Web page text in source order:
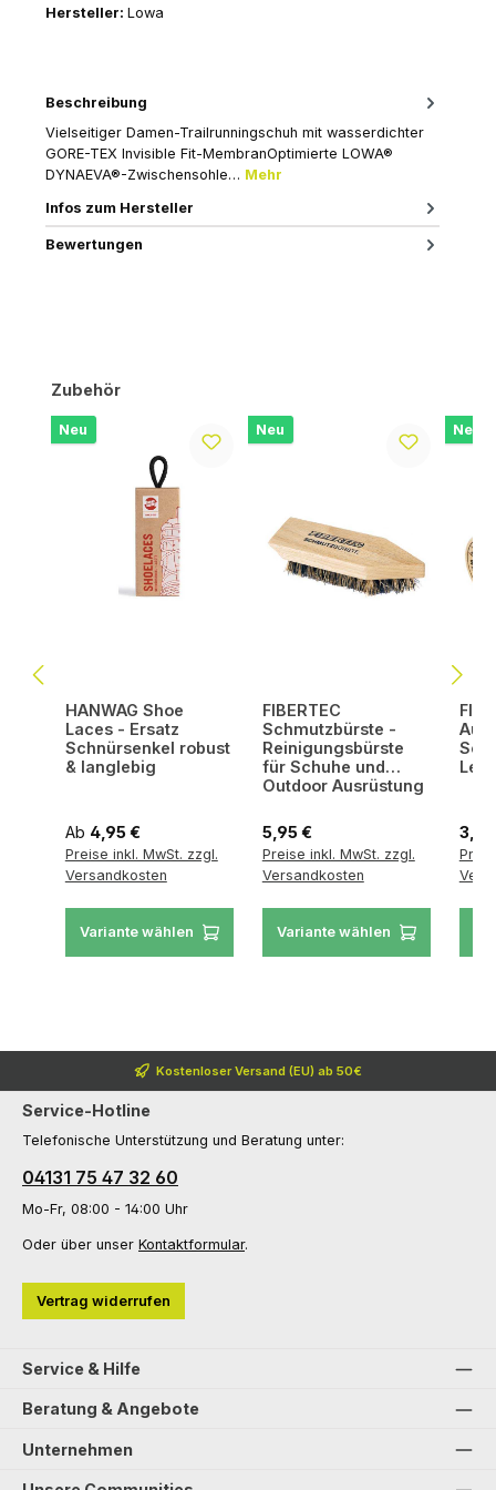
Hersteller: Lowa
Beschreibung
Vielseitiger Damen-Trailrunningschuh mit wasserdichter
GORE-TEX Invisible Fit-MembranOptimierte LOWA®
DYNAEVA®-Zwischensohle… Mehr
Infos zum Hersteller
Bewertungen
Produktgalerie überspringen
Zubehör
Neu
HANWAG Shoe
Laces - Ersatz
Schnürsenkel robust
& langlebig
Regulärer Preis:
Ab 4,95 €
Preise inkl. MwSt. zzgl.
Versandkosten
Variante wählen
Neu
FIBERTEC
Schmutzbürste -
Reinigungsbürste
für Schuhe und
Outdoor Ausrüstung
Regulärer Preis:
5,95 €
Preise inkl. MwSt. zzgl.
Versandkosten
Variante wählen
Neu
Kostenloser Versand (EU) ab 50€
Service-Hotline
Telefonische Unterstützung und Beratung unter:
04131 75 47 32 60
Mo-Fr, 08:00 - 14:00 Uhr
Oder über unser Kontaktformular.
Vertrag widerrufen
Service & Hilfe
Beratung & Angebote
Unternehmen